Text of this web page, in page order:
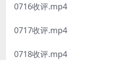
0716收评.mp4
0717收评.mp4
0718收评.mp4